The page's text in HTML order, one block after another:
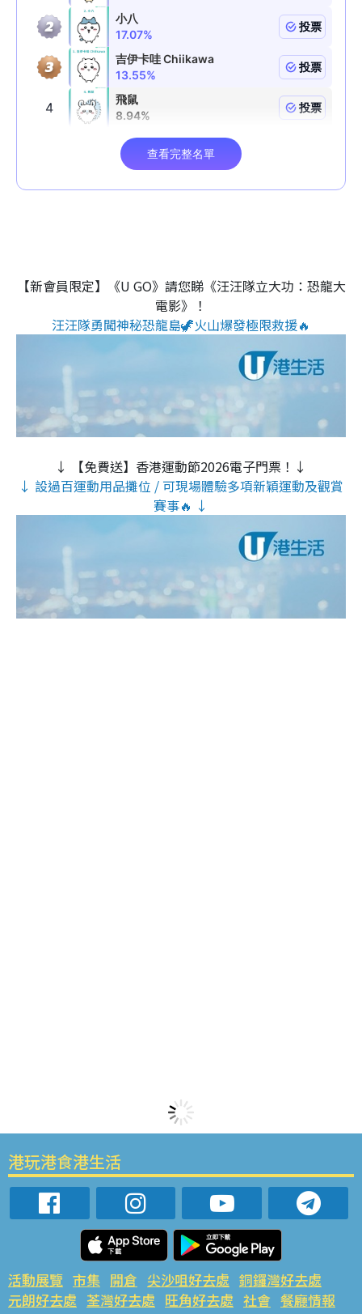
【新會員限定】《U GO》請您睇《汪汪隊立大功：恐龍大
電影》！
汪汪隊勇闖神秘恐龍島🦖火山爆發極限救援🔥
↓ 【免費送】香港運動節2026電子門票！↓
↓ 設過百運動用品攤位 / 可現場體驗多項新穎運動及觀賞
賽事🔥 ↓
港玩港食港生活
活動展覽 市集 開倉 尖沙咀好去處 銅鑼灣好去處
元朗好去處 荃灣好去處 旺角好去處 社會 餐廳情報